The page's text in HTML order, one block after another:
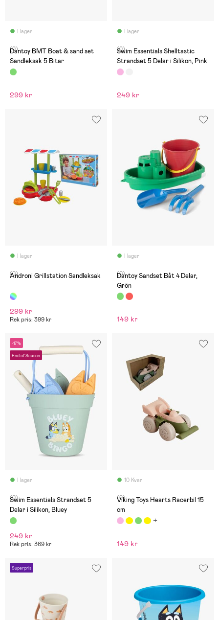
I lager
(0)
Dantoy BMT Boat & sand set
Sandleksak 5 Bitar
299 kr
I lager
(0)
Swim Essentials Shelltastic
Strandset 5 Delar i Silikon, Pink
249 kr
I lager
(0)
Androni Grillstation Sandleksak
299 kr
Rek pris: 399 kr
I lager
(0)
Dantoy Sandset Båt 4 Delar,
Grön
149 kr
-17%
End of Season
I lager
(0)
Swim Essentials Strandset 5
Delar i Silikon, Bluey
249 kr
Rek pris: 369 kr
10 Kvar
(0)
Viking Toys Hearts Racerbil 15
cm
149 kr
Superpris